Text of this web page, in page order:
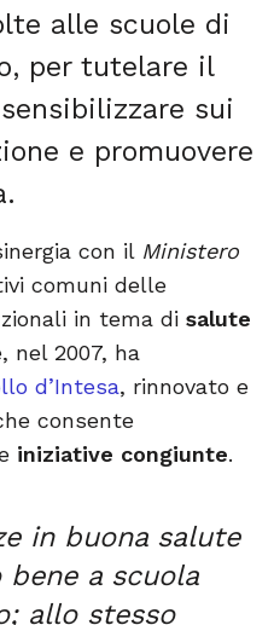
alle scuole di
per tutelare il
sui
e promuovere
con il Ministero
comuni delle
in tema di salute
nel 2007, ha
d’Intesa, rinnovato e
consente
iniziative congiunte.
in buona salute
a scuola
allo stesso